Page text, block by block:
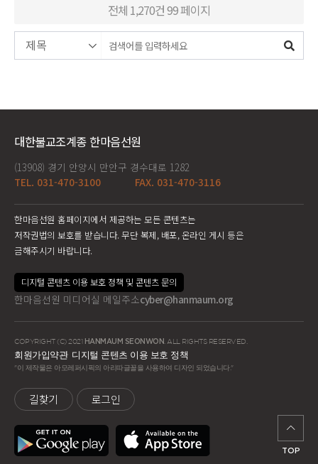
전체 1,270건99 페이지
대한불교조계종 한마음선원
(13908) 경기 안양시 만안구 경수대로 1282
TEL. 031-470-3100
FAX. 031-470-3116
한마음선원 홈페이지에서 제공하는 모든 콘텐츠는
저작권법의 보호를 받습니다. 무단 복제, 배포, 온라인 게시 등은
금해주시기 바랍니다.
디지털 콘텐츠 이용 보호 정책 및 콘텐츠 문의
한마음선원 미디어실 메일주소cyber@hanmaum.org
COPYRIGHT (C) 2021 HANMAUM SEONWON . ALL RIGHTS RESERVED.
회원가입약관 디지털 콘텐츠 이용 보호 정책
"이 제작물은 아모레퍼시픽의 아리따글꼴을 사용하여 디자인 되었습니다."
길찾기 로그인
TOP